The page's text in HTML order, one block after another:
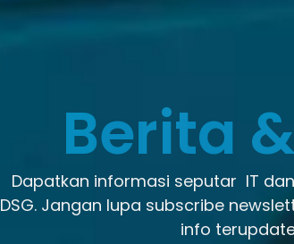
Berita
Dapatkan informasi seputar IT
DSG. Jangan lupa subscribe
info